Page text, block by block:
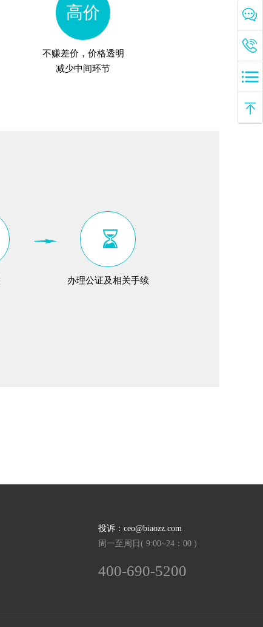
高价
不赚差价，价格透明
减少中间环节
办理公证及相关手续
投诉：ceo@biaozz.com
周一至周日( 9:00~24：00 )
400-690-5200